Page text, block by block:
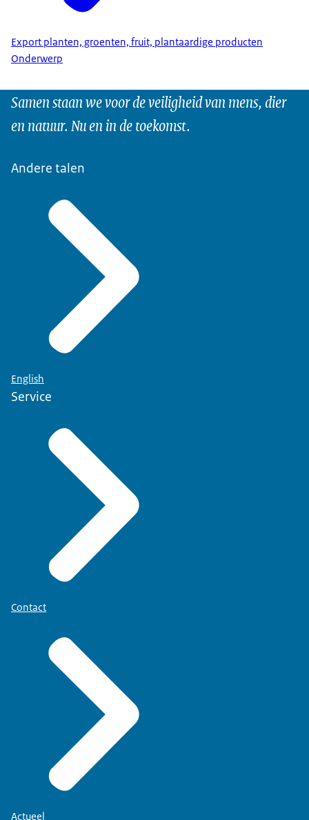
Export planten, groenten, fruit, plantaardige producten
Onderwerp
Samen staan we voor de veiligheid van mens, dier
en natuur. Nu en in de toekomst.
Andere talen
English
Service
Contact
Actueel